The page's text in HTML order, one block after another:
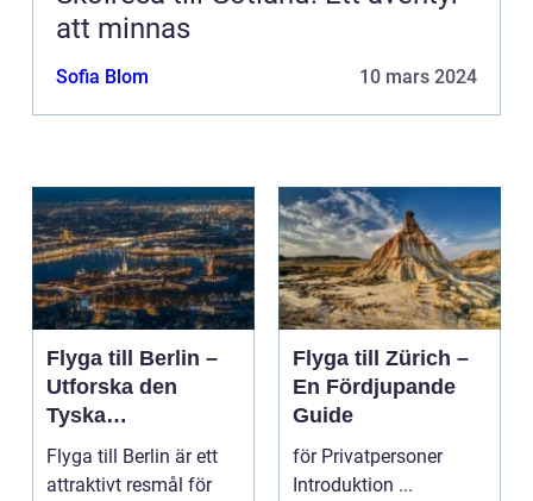
att minnas
Sofia Blom 10 mars 2024
Flyga till Berlin –
Utforska den
Tyska
Huvudstaden på
Nära Håll
Flyga till Berlin är ett
attraktivt resmål för
Flyga till Zürich –
En Fördjupande
Guide
för Privatpersoner
Introduktion ...